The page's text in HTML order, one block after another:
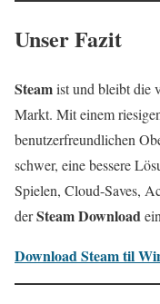
Unser Fazit
Steamist und bleibt die
Markt. Mit einem
benutzerfreundlichen
schwer, eine bessere
Spielen, Cloud-Saves,
derSteam Download
Download Steam til